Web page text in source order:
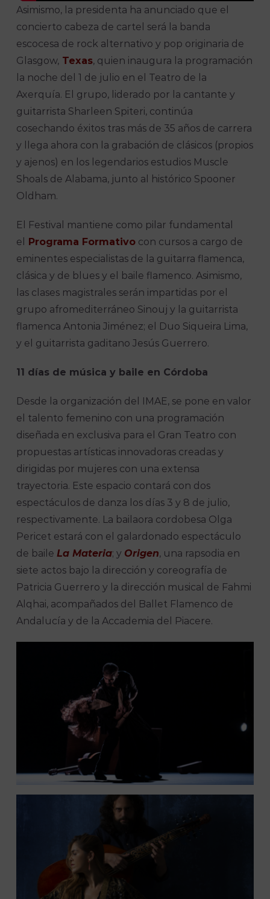
Asimismo, la presidenta ha anunciado que el
concierto cabeza de cartel será la banda
escocesa de rock alternativo y pop originaria de
Glasgow, Texas, quien inaugura la programación
la noche del 1 de julio en el Teatro de la
Axerquía. El grupo, liderado por la cantante y
guitarrista Sharleen Spiteri, continúa
cosechando éxitos tras más de 35 años de carrera
y llega ahora con la grabación de clásicos (propios
y ajenos) en los legendarios estudios Muscle
Shoals de Alabama, junto al histórico Spooner
Oldham.
El Festival mantiene como pilar fundamental
el
Programa Formativo con cursos a cargo de
eminentes especialistas de la guitarra flamenca,
clásica y de blues y el baile flamenco. Asimismo,
las clases magistrales serán impartidas por el
grupo afromediterráneo Sinouj y la guitarrista
flamenca Antonia Jiménez; el Duo Siqueira Lima,
y el guitarrista gaditano Jesús Guerrero.
11 días de música y baile en Córdoba
Desde la organización del IMAE, se pone en valor
el talento femenino con una programación
diseñada en exclusiva para el Gran Teatro con
propuestas artísticas innovadoras creadas y
dirigidas por mujeres con una extensa
trayectoria. Este espacio contará con dos
espectáculos de danza los días 3 y 8 de julio,
respectivamente. La bailaora cordobesa Olga
Pericet estará con el galardonado espectáculo
de baile La Materia; y Origen, una rapsodia en
siete actos bajo la dirección y coreografía de
Patricia Guerrero y la dirección musical de Fahmi
Alqhai, acompañados del Ballet Flamenco de
Andalucía y de la Accademia del Piacere.